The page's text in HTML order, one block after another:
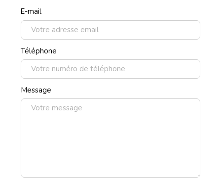
E-mail
Téléphone
Message